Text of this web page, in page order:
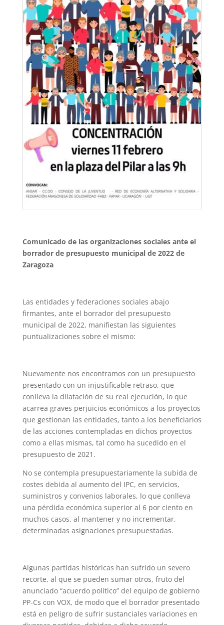
Comunicado de las organizaciones sociales ante el
borrador de presupuesto municipal de 2022 de
Zaragoza
Las entidades y federaciones sociales abajo
firmantes, ante el borrador del presupuesto
municipal de 2022, manifiestan las siguientes
puntualizaciones sobre el mismo:
Nuevamente nos encontramos con un presupuesto
presentado con un injustificable retraso, que
conlleva la dilatación de su real ejecución, lo que
acarrea graves perjuicios económicos a los proyectos
que gestionan las entidades, tanto a los beneficiarios
de las acciones contempladas en dichos proyectos
como a ellas mismas, tal como ha sucedido en el
presupuesto de 2021.
No se contempla presupuestariamente la subida de
costes debida al aumento del IPC, en servicios,
suministros y convenios laborales, lo que conlleva
una pérdida económica superior al 6 por ciento en
muchos casos, al mantener y no incrementar,
determinadas asignaciones presupuestadas.
Algunas partidas históricas han sufrido un severo
recorte, al que se pueden sumar otros, fruto del
anunciado “acuerdo político” del equipo de gobierno
PP-Cs con VOX, de modo que el borrador presentado
está en peligro de sufrir sustanciales variaciones en